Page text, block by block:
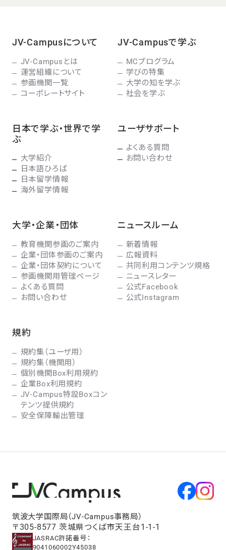
JV-Campusについて
JV-Campusとは
運営組織について
参画機関一覧
コーポレートサイト
JV-Campusで学ぶ
MCプログラム
学びの特集
大学の知を学ぶ
社会を学ぶ
日本で学ぶ・世界で学
ぶ
大学紹介
日本語ひろば
日本留学情報
海外留学情報
ユーザサポート
よくある質問
お問い合わせ
大学・企業・団体
教育機関参画のご案内
企業・団体参画のご案内
企業・団体契約について
参画機関用管理ページ
よくある質問
お問い合わせ
ニュースルーム
新着情報
広報資料
共同利用コンテンツ規格
ニュースレター
公式Facebook
公式Instagram
規約
規約集（ユーザ用）
規約集（機関用）
個別機関Box利用規約
企業Box利用規約
JV-Campus特設Boxコン
テンツ提供規約
安全保障輸出管理
筑波大学国際局（JV-Campus事務局）
〒305-8577 茨城県つくば市天王台1-1-1
JASRAC許諾番号：
9041060002Y45038